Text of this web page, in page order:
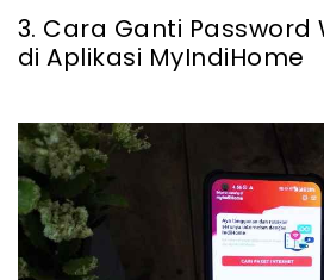
3. Cara Ganti Password
di Aplikasi MyIndiHome